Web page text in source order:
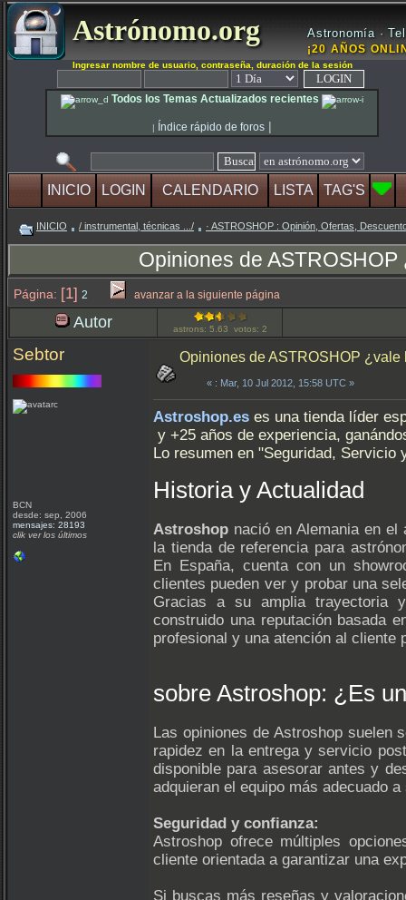
Astrónomo.org Astronomía ·
¡20 AÑOS
Ingresar nombre de usuario, contraseña, duración de la sesión
Todos los Temas Actualizados recientes
| Índice rápido de foros |
INICIO LOGIN CALENDARIO LISTA TAG'S
INICIO / instrumental, técnicas .../ · ASTROSHOP : Opinión, Ofertas,
Opiniones de
Página: [1] 2 avanzar a la siguiente página
Autor astrons: 5.63 votos: 2
Sebtor
BCN
desde: sep, 2006
mensajes: 28193
clik ver los últimos
Opiniones de ASTROSHOP ¿vale
« : Mar, 10 Jul 2012, 15:58 UTC »
Astroshop.es es una tienda líder
y +25 años de experiencia,
Lo resumen en "Seguridad, Servicio
Historia y Actualidad
Astroshop nació en Alemania en
la tienda de referencia para
En España, cuenta con un
clientes pueden ver y probar una
Gracias a su amplia trayectoria
construido una reputación basada
profesional y una atención al
sobre Astroshop: ¿Es
Las opiniones de Astroshop suelen
rapidez en la entrega y servicio
disponible para asesorar antes y
adquieran el equipo más adecuado
Seguridad y confianza:
Astroshop ofrece múltiples
cliente orientada a garantizar una
Si buscas más reseñas y